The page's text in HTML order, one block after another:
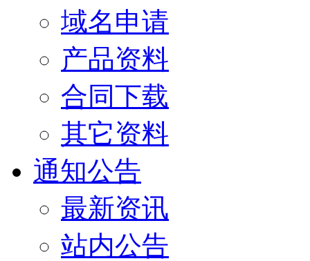
域名申请
产品资料
合同下载
其它资料
通知公告
最新资讯
站内公告